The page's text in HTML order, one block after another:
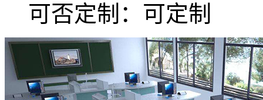
可否定制：可定制